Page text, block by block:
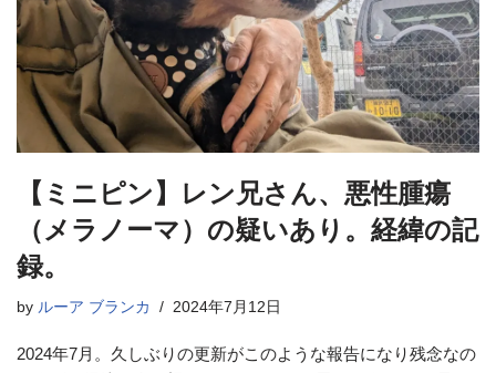
【ミニピン】レン兄さん、悪性腫瘍
（メラノーマ）の疑いあり。経緯の記
録。
by ルーア ブランカ 2024年7月12日
2024年7月。久しぶりの更新がこのような報告になり残念なの